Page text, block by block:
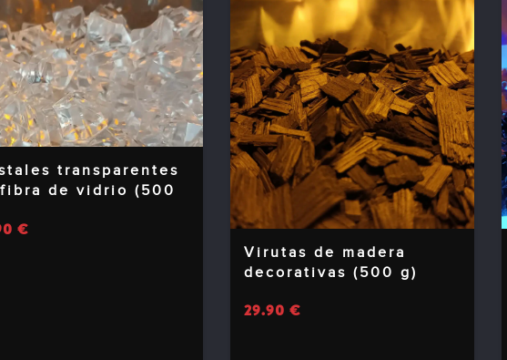
transparentes
de vidrio (500
€
Virutas de madera
decorativas (500 g)
29.90 €